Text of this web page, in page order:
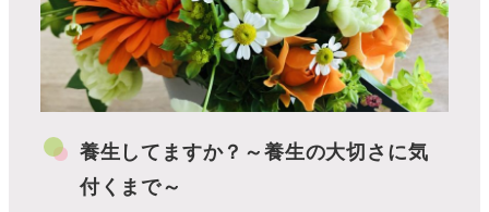
養生してますか？～養生の大切さに気
付くまで～